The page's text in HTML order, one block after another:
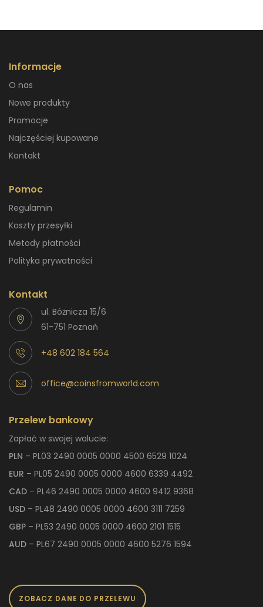
Informacje
O nas
Nowe produkty
Promocje
Najczęściej kupowane
Kontakt
Pomoc
Regulamin
Koszty przesyłki
Metody płatności
Polityka prywatności
Kontakt
ul. Bóżnicza 15/6
61-751 Poznań
+48 602 184 564
office@coinsfromworld.com
Przelew bankowy
Zapłać w swojej walucie:
PLN – PL03 2490 0005 0000 4500 6529 1024
EUR – PL05 2490 0005 0000 4600 6339 4492
CAD – PL46 2490 0005 0000 4600 9412 9368
USD – PL48 2490 0005 0000 4600 3111 7259
GBP – PL53 2490 0005 0000 4600 2101 1515
AUD – PL67 2490 0005 0000 4600 5276 1594
ZOBACZ DANE DO PRZELEWU